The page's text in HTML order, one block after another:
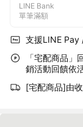
LINE Bank
單筆滿額
支援LINE Pay
「宅配商品
銷活動回饋依
[宅配商品]由